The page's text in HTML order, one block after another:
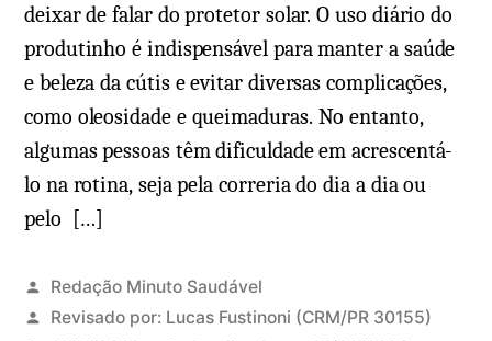
deixar de falar do protetor solar. O uso diário do
produtinho é indispensável para manter a saúde
e beleza da cútis e evitar diversas complicações,
como oleosidade e queimaduras. No entanto,
algumas pessoas têm dificuldade em acrescentá-
lo na rotina, seja pela correria do dia a dia ou
pelo […]
Redação Minuto Saudável
Revisado por: Lucas Fustinoni (CRM/PR 30155)